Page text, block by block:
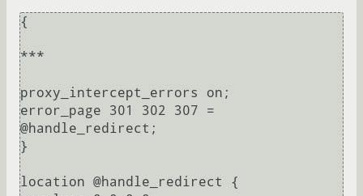
{
***
proxy_intercept_errors on;
error_page 301 302 307 =
@handle_redirect;
}
location @handle_redirect {